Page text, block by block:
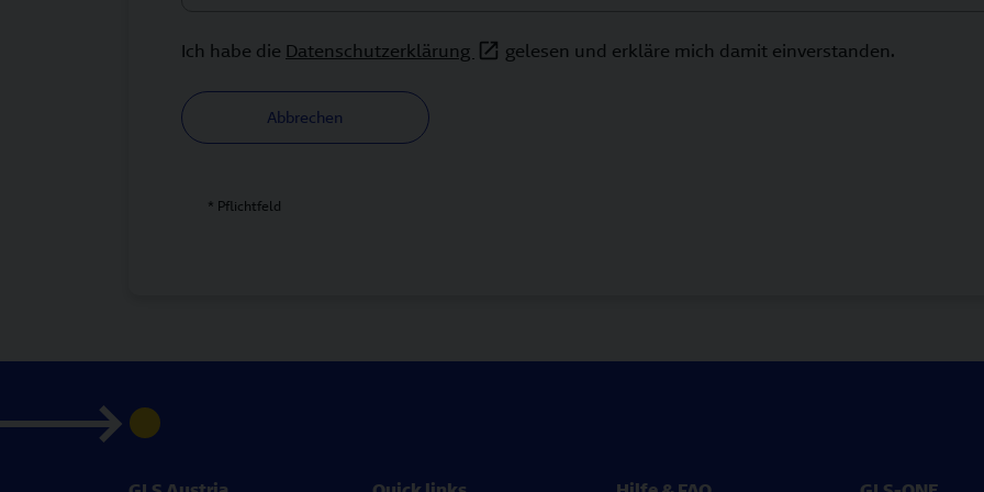
Ich habe die Datenschutzerklärung gelesen und erkläre mich damit einverstanden.
Abbrechen
* Pflichtfeld